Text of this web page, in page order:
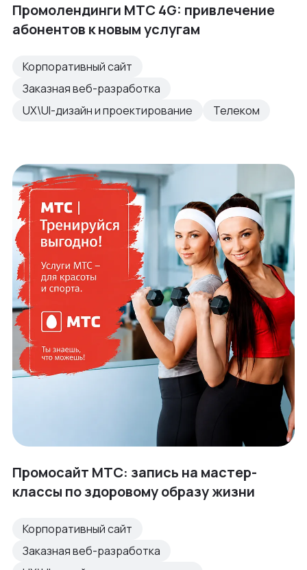
Промолендинги МТС 4G: привлечение
абонентов к новым услугам
Корпоративный сайт
Заказная веб-разработка
UX\UI-дизайн и проектирование
Телеком
Промосайт МТС: запись на мастер-
классы по здоровому образу жизни
Корпоративный сайт
Заказная веб-разработка